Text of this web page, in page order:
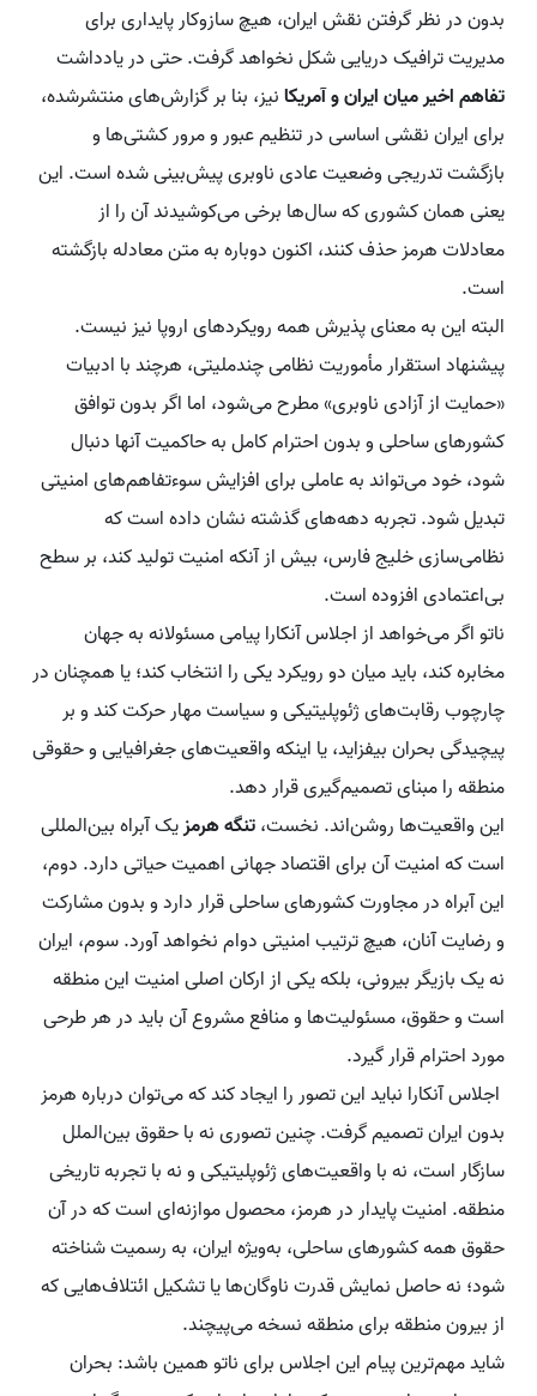
بدون در نظر گرفتن نقش ایران، هیچ سازوکار پایداری برای
مدیریت ترافیک دریایی شکل نخواهد گرفت. حتی در یادداشت
تفاهم اخیر میان ایران و آمریکانیز، بنا بر گزارش‌های منتشرشده،
برای ایران نقشی اساسی در تنظیم عبور و مرور کشتی‌ها و
بازگشت تدریجی وضعیت عادی ناوبری پیش‌بینی شده است. این
یعنی همان کشوری که سال‌ها برخی می‌کوشیدند آن را از
معادلات هرمز حذف کنند، اکنون دوباره به متن معادله بازگشته
است.
البته این به معنای پذیرش همه رویکردهای اروپا نیز نیست.
پیشنهاد استقرار مأموریت نظامی چندملیتی، هرچند با ادبیات
«حمایت از آزادی ناوبری» مطرح می‌شود، اما اگر بدون توافق
کشورهای ساحلی و بدون احترام کامل به حاکمیت آنها دنبال
شود، خود می‌تواند به عاملی برای افزایش سوءتفاهم‌های امنیتی
تبدیل شود. تجربه دهه‌های گذشته نشان داده است که
نظامی‌سازی خلیج فارس، بیش از آنکه امنیت تولید کند، بر سطح
بی‌اعتمادی افزوده است.
ناتو اگر می‌خواهد از اجلاس آنکارا پیامی مسئولانه به جهان
مخابره کند، باید میان دو رویکرد یکی را انتخاب کند؛ یا همچنان در
چارچوب رقابت‌های ژئوپلیتیکی و سیاست مهار حرکت کند و بر
پیچیدگی بحران بیفزاید، یا اینکه واقعیت‌های جغرافیایی و حقوقی
منطقه را مبنای تصمیم‌گیری قرار دهد.
این واقعیت‌ها روشن‌اند. نخست،تنگه هرمزیک آبراه بین‌المللی
است که امنیت آن برای اقتصاد جهانی اهمیت حیاتی دارد. دوم،
این آبراه در مجاورت کشورهای ساحلی قرار دارد و بدون مشارکت
و رضایت آنان، هیچ ترتیب امنیتی دوام نخواهد آورد. سوم، ایران
نه یک بازیگر بیرونی، بلکه یکی از ارکان اصلی امنیت این منطقه
است و حقوق، مسئولیت‌ها و منافع مشروع آن باید در هر طرحی
مورد احترام قرار گیرد.
اجلاس آنکارا نباید این تصور را ایجاد کند که می‌توان درباره هرمز
بدون ایران تصمیم گرفت. چنین تصوری نه با حقوق بین‌الملل
سازگار است، نه با واقعیت‌های ژئوپلیتیکی و نه با تجربه تاریخی
منطقه. امنیت پایدار در هرمز، محصول موازنه‌ای است که در آن
حقوق همه کشورهای ساحلی، به‌ویژه ایران، به رسمیت شناخته
شود؛ نه حاصل نمایش قدرت ناوگان‌ها یا تشکیل ائتلاف‌هایی که
از بیرون منطقه برای منطقه نسخه می‌پیچند.
شاید مهم‌ترین پیام این اجلاس برای ناتو همین باشد: بحران